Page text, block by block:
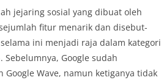
jejaring sosial yang dibuat oleh
fitur menarik dan disebut-
ini menjadi raja dalam kategori
Google sudah
Google Wave, namun ketiganya tidak